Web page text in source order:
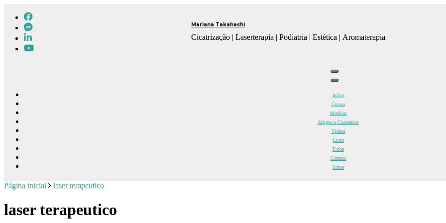
Mariana Takahashi
Cicatrização | Laserterapia | Podiatria | Estética | Aromaterapia
Início
Cursos
Matérias
Artigos e Consensos
Vídeos
Livro
Fotos
Contato
Sobre
Página inicial laser terapeutico
laser terapeutico